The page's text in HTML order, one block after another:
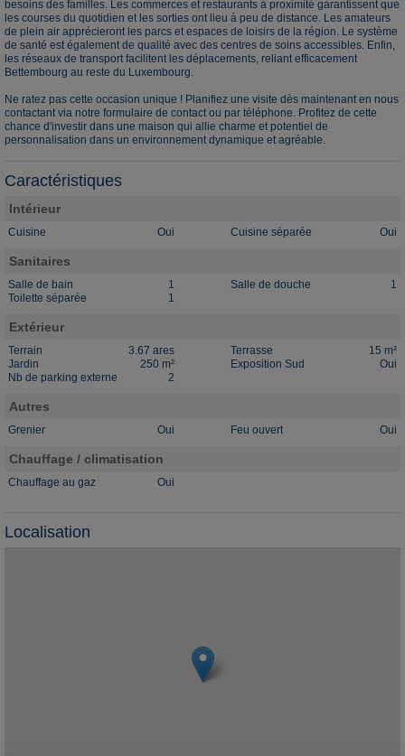
besoins des familles. Les commerces et restaurants à proximité garantissent que
les courses du quotidien et les sorties ont lieu à peu de distance. Les amateurs
de plein air apprécieront les parcs et espaces de loisirs de la région. Le système
de santé est également de qualité avec des centres de soins accessibles. Enfin,
les réseaux de transport facilitent les déplacements, reliant efficacement
Bettembourg au reste du Luxembourg.
Ne ratez pas cette occasion unique ! Planifiez une visite dès maintenant en nous
contactant via notre formulaire de contact ou par téléphone. Profitez de cette
chance d'investir dans une maison qui allie charme et potentiel de
personnalisation dans un environnement dynamique et agréable.
Caractéristiques
Intérieur
Cuisine Oui Cuisine séparée Oui
Sanitaires
Salle de bain 1 Salle de douche
1
Toilette séparée
1
Extérieur
Terrain 3.67 ares Terrasse
15 m²
Jardin
250 m² Exposition Sud
Oui
Nb de parking externe
2
Autres
Grenier Oui Feu ouvert Oui
Chauffage / climatisation
Chauffage au gaz Oui
Localisation